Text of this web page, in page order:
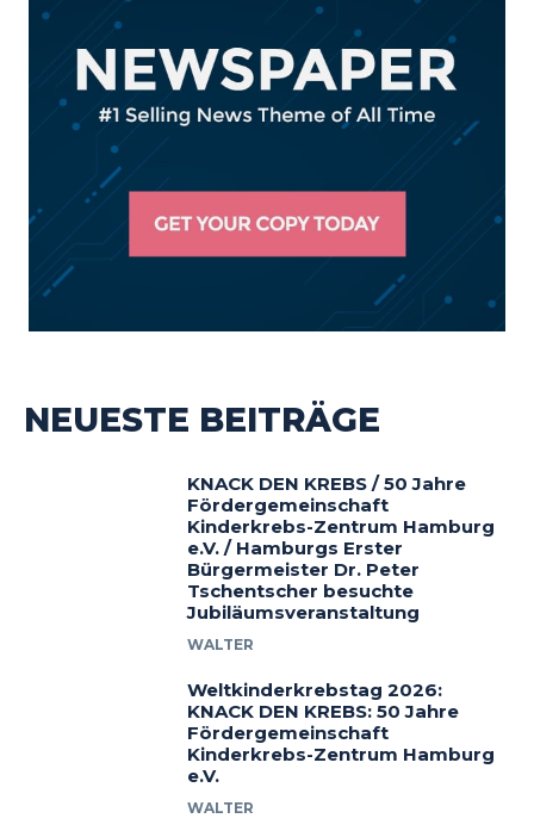
NEUESTE BEITRÄGE
KNACK DEN KREBS / 50 Jahre
Fördergemeinschaft
Kinderkrebs-Zentrum Hamburg
e.V. / Hamburgs Erster
Bürgermeister Dr. Peter
Tschentscher besuchte
Jubiläumsveranstaltung
WALTER
Weltkinderkrebstag 2026:
KNACK DEN KREBS: 50 Jahre
Fördergemeinschaft
Kinderkrebs-Zentrum Hamburg
e.V.
WALTER